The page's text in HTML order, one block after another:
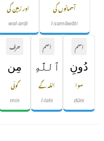
آسمانوں کی
l-samāwāti
اور زمین کی
wal-arḍi
اسم
دُونِ
سوا
dūni
اسم
ٱللَّهِ
اللہ کے
l-lahi
حرف
مِن
کوئی
min